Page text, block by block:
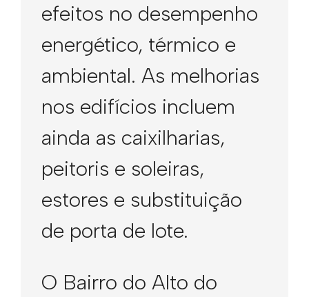
efeitos no desempenho
energético, térmico e
ambiental. As melhorias
nos edifícios incluem
ainda as caixilharias,
peitoris e soleiras,
estores e substituição
de porta de lote.
O Bairro do Alto do